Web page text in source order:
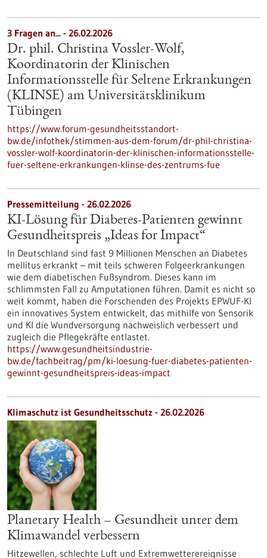
3 Fragen an... - 26.02.2026
Dr. phil. Christina Vossler-Wolf,
Koordinatorin der Klinischen
Informationsstelle für Seltene Erkrankungen
(KLINSE) am Universitätsklinikum
Tübingen
https://www.forum-gesundheitsstandort-
bw.de/infothek/stimmen-aus-dem-forum/dr-phil-christina-
vossler-wolf-koordinatorin-der-klinischen-informationsstelle-
fuer-seltene-erkrankungen-klinse-des-zentrums-fue
Pressemitteilung - 26.02.2026
KI-Lösung für Diabetes-Patienten gewinnt
Gesundheitspreis „Ideas for Impact“
In Deutschland sind fast 9 Millionen Menschen an Diabetes
mellitus erkrankt – mit teils schweren Folgeerkrankungen
wie dem diabetischen Fußsyndrom. Dieses kann im
schlimmsten Fall zu Amputationen führen. Damit es nicht so
weit kommt, haben die Forschenden des Projekts EPWUF-KI
ein innovatives System entwickelt, das mithilfe von Sensorik
und KI die Wundversorgung nachweislich verbessert und
zugleich die Pflegekräfte entlastet.
https://www.gesundheitsindustrie-
bw.de/fachbeitrag/pm/ki-loesung-fuer-diabetes-patienten-
gewinnt-gesundheitspreis-ideas-impact
Klimaschutz ist Gesundheitsschutz - 26.02.2026
Planetary Health – Gesundheit unter dem
Klimawandel verbessern
Hitzewellen, schlechte Luft und Extremwetterereignisse